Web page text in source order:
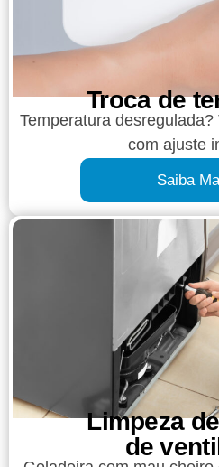
Troca de
Temperatura
com ajuste
Saiba
Limpeza
de